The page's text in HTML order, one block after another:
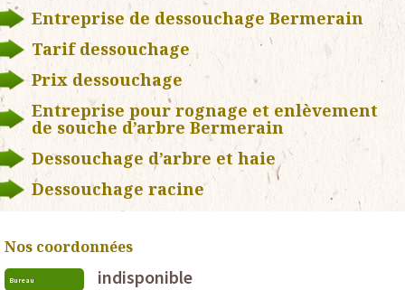
Entreprise de dessouchage Bermerain
Tarif dessouchage
Prix dessouchage
Entreprise pour rognage et enlèvement
de souche d’arbre Bermerain
Dessouchage d’arbre et haie
Dessouchage racine
Nos coordonnées
Bureau indisponible